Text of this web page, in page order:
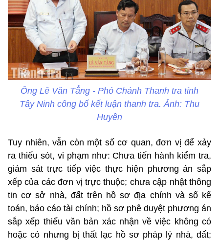
Ông Lê Văn Tẳng - Phó Chánh Thanh tra tỉnh
Tây Ninh công bố kết luận thanh tra. Ảnh: Thu
Huyền
Tuy nhiên, vẫn còn một số cơ quan, đơn vị để xảy
ra thiếu sót, vi phạm như: Chưa tiến hành kiểm tra,
giám sát trực tiếp việc thực hiện phương án sắp
xếp của các đơn vị trực thuộc; chưa cập nhật thông
tin cơ sở nhà, đất trên hồ sơ địa chính và sổ kế
toán, báo cáo tài chính; hồ sơ phê duyệt phương án
sắp xếp thiếu văn bản xác nhận về việc không có
hoặc có nhưng bị thất lạc hồ sơ pháp lý nhà, đất;